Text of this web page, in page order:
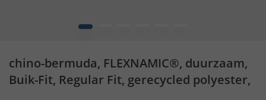
1
chino-bermuda, FLEXNAMIC®, duurzaam,
Buik-Fit, Regular Fit, gerecycled polyester,